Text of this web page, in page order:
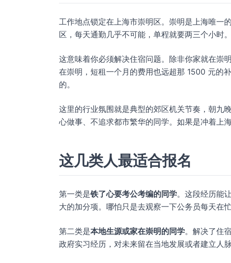
工作地点锁定在上海市崇明区。崇明是上海唯一
区，每天通勤几乎不可能，单程就要两三个小时。
这意味着你必须解决住宿问题。除非你家就在崇
在崇明，短租一个月的费用也远超那 1500 元的
的。
这里的行业氛围就是典型的郊区机关节奏，朝九
心做事、不追求都市繁华的同学。如果是冲着上
这几类人最适合报名
第一类是铁了心要考公考编的同学。这段经历能
大的加分项。哪怕只是去观察一下公务员每天在
第二类是本地生源或家在崇明的同学。解决了住
政府实习经历，对未来留在当地发展或者建立人